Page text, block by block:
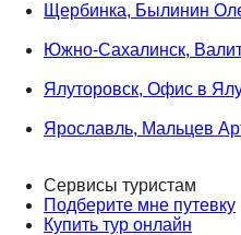
Щербинка, Былинин
Южно-Сахалинск,
Ялуторовск, Офис в
Ярославль, Мальцев
Сервисы туристам
Подберите мне путевку
Купить тур онлайн